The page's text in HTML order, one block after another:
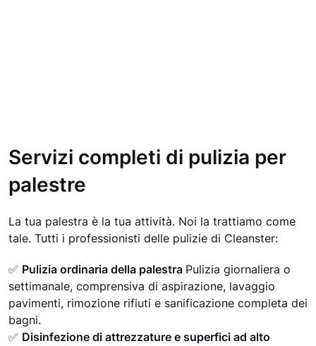
Servizi completi di pulizia per
palestre
La tua palestra è la tua attività. Noi la trattiamo come
tale. Tutti i professionisti delle pulizie di Cleanster:
✅ Pulizia ordinaria della palestra Pulizia giornaliera o
settimanale, comprensiva di aspirazione, lavaggio
pavimenti, rimozione rifiuti e sanificazione completa dei
bagni.
✅ Disinfezione di attrezzature e superfici ad alto